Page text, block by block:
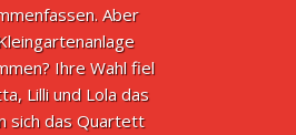
Aber
Ihre Wahl fiel
Lilli und Lola das
sich das Quartett